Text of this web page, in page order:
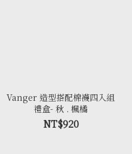
Vanger 造型搭配棉襪四入組
禮盒- 秋 . 楓橘
NT$920